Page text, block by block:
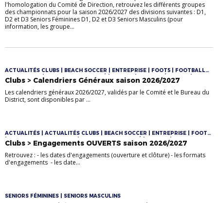
l'homologation du Comité de Direction, retrouvez les différents groupes
des championnats pour la saison 2026/2027 des divisions suivantes : D1,
D2 et D3 Seniors Féminines D1, D2 et D3 Seniors Masculins (pour
information, les groupe...
ACTUALITÉS CLUBS | BEACH SOCCER | ENTREPRISE | FOOT5 | FOOTBALL
D'ANIMATION | FOOTBALL DIVERSIFIÉ | FUTSAL | JEUNES FÉMININES |
JEUNES MASCULINS | LOISIR | SENIORS | SENIORS FÉMININES | SENIORS
MASCULINS | U10/U11 | U10F/U11F | U12/U13 | U12F/U13F | U12M/U13M |
U14/U16/U18 | U6/U7 | U8/U9 | VÉTÉRANS
Clubs > Calendriers Généraux saison 2026/2027
Les calendriers généraux 2026/2027, validés par le Comité et le Bureau du
District, sont disponibles par ...
ACTUALITÉS | ACTUALITÉS CLUBS | BEACH SOCCER | ENTREPRISE | FOOT5
| FOOTBALL D'ANIMATION | FOOTBALL DIVERSIFIÉ | FUTSAL | JEUNES
FÉMININES | JEUNES MASCULINS | LOISIR | SENIORS | SENIORS FÉMININES |
SENIORS MASCULINS | U10/U11 | U10F/U11F | U12/U13 | U12F/U13F |
U12M/U13M | U14/U16/U18 | U6/U7 | U8/U9 | VÉTÉRANS
Clubs > Engagements OUVERTS saison 2026/2027
Retrouvez : - les dates d'engagements (ouverture et clôture) - les formats
d'engagements - les date...
SENIORS FÉMININES | SENIORS MASCULINS